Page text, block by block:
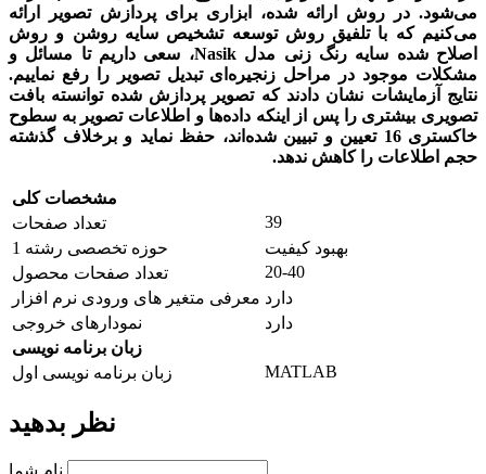
می‌شود. در روش ارائه شده، ابزاری برای پردازش تصویر ارائه
می‌کنیم که با تلفیق روش توسعه تشخیص سایه روشن و روش
اصلاح شده سایه رنگ زنی مدلNasik، سعی داریم تا مسائل و
مشکلات موجود در مراحل زنجیره‌ای تبدیل تصویر را رفع نماییم.
نتایج آزمایشات نشان دادند که تصویر پردازش شده توانسته بافت
تصویری بیشتری را پس از اینکه داده‌ها و اطلاعات تصویر به سطوح
خاکستری 16 تعیین و تبیین شده‌اند، حفظ نماید و برخلاف گذشته
حجم اطلاعات را کاهش ندهد.
مشخصات کلی
تعداد صفحات
39
حوزه تخصصی رشته 1
بهبود کیفیت
تعداد صفحات محصول
20-40
معرفی متغیر های ورودی نرم افزار دارد
نمودارهای خروجی
دارد
زبان برنامه نویسی
زبان برنامه نویسی اول
MATLAB
نظر بدهید
نام شما